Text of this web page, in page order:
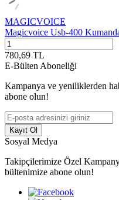
MAGICVOICE
Magicvoice Usb-400
780,69 TL
E-Bülten Aboneliği
Kampanya ve yeniliklerden
abone olun!
Kayıt Ol
Sosyal Medya
Takipçilerimize Özel
bültenimize abone olun!